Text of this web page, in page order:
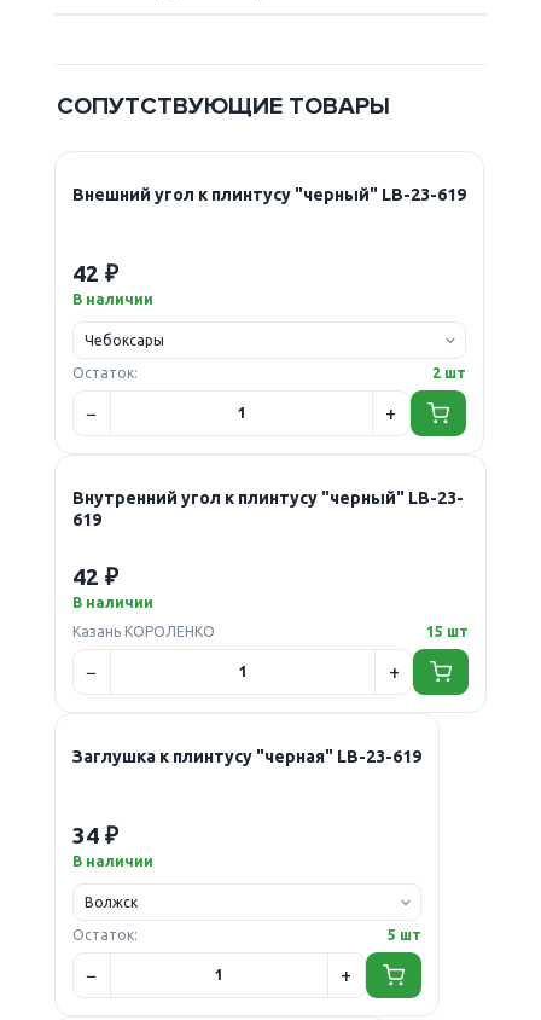
СОПУТСТВУЮЩИЕ ТОВАРЫ
Внешний угол к плинтусу "черный" LB-23-619
42 ₽
В наличии
Остаток: 2 шт
Внутренний угол к плинтусу "черный" LB-23-
619
42 ₽
В наличии
Казань КОРОЛЕНКО
15 шт
Заглушка к плинтусу "черная" LB-23-619
34 ₽
В наличии
Остаток: 5 шт